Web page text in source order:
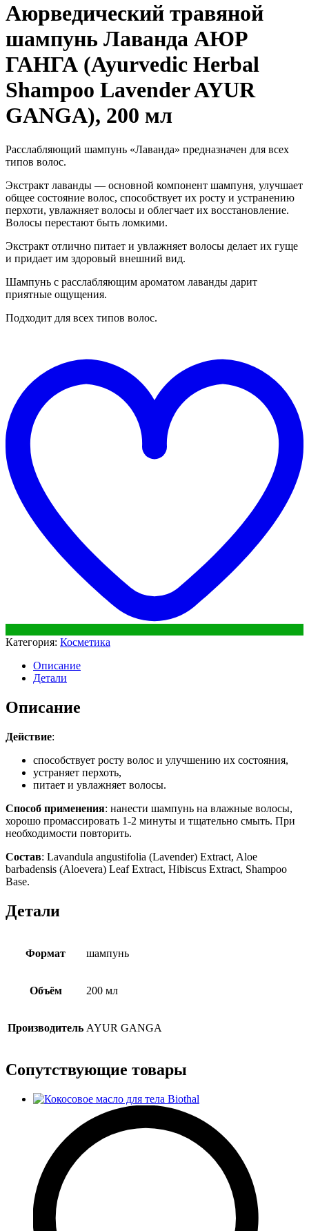
Аюрведический травяной
шампунь Лаванда АЮР
ГАНГА (Ayurvedic Herbal
Shampoo Lavender AYUR
GANGA), 200 мл
Расслабляющий шампунь «Лаванда» предназначен для всех
типов волос.
Экстракт лаванды — основной компонент шампуня, улучшает
общее состояние волос, способствует их росту и устранению
перхоти, увлажняет волосы и облегчает их восстановление.
Волосы перестают быть ломкими.
Экстракт отлично питает и увлажняет волосы делает их гуще
и придает им здоровый внешний вид.
Шампунь с расслабляющим ароматом лаванды дарит
приятные ощущения.
Подходит для всех типов волос.
Категория: Косметика
Описание
Детали
Описание
Действие:
способствует росту волос и улучшению их состояния,
устраняет перхоть,
питает и увлажняет волосы.
Способ применения: нанести шампунь на влажные волосы,
хорошо промассировать 1-2 минуты и тщательно смыть. При
необходимости повторить.
Состав: Lavandula angustifolia (Lavender) Extract, Aloe
barbadensis (Aloevera) Leaf Extract, Hibiscus Extract, Shampoo
Base.
Детали
Формат шампунь
Объём 200 мл
Производитель AYUR GANGA
Сопутствующие товары